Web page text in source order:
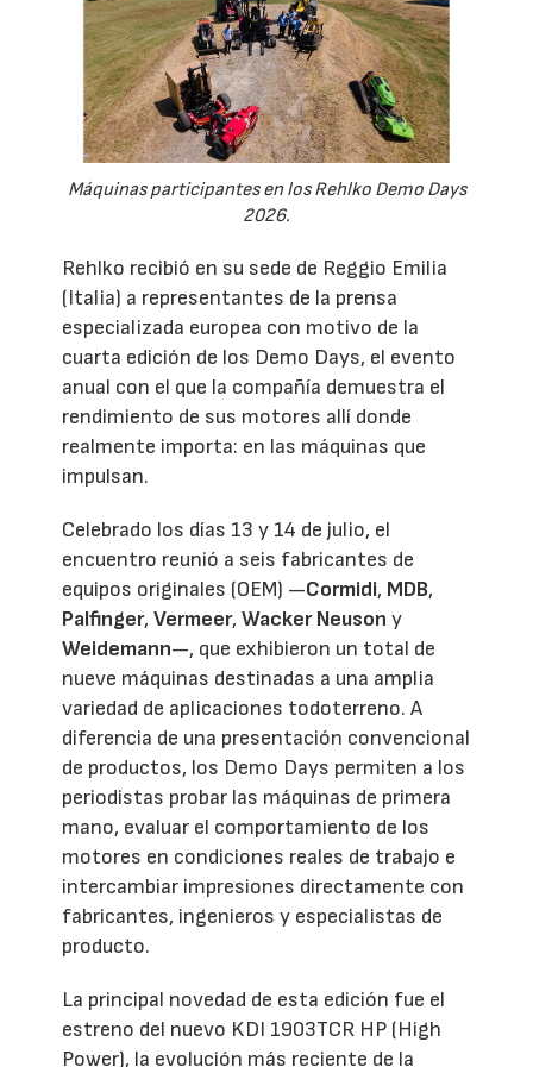
Máquinas participantes en los Rehlko Demo Days
2026.
Rehlko recibió en su sede de Reggio Emilia
(Italia) a representantes de la prensa
especializada europea con motivo de la
cuarta edición de los Demo Days, el evento
anual con el que la compañía demuestra el
rendimiento de sus motores allí donde
realmente importa: en las máquinas que
impulsan.
Celebrado los días 13 y 14 de julio, el
encuentro reunió a seis fabricantes de
equipos originales (OEM) —Cormidi, MDB,
Palfinger,Vermeer,Wacker Neuson y
Weidemann—, que exhibieron un total de
nueve máquinas destinadas a una amplia
variedad de aplicaciones todoterreno. A
diferencia de una presentación convencional
de productos, los Demo Days permiten a los
periodistas probar las máquinas de primera
mano, evaluar el comportamiento de los
motores en condiciones reales de trabajo e
intercambiar impresiones directamente con
fabricantes, ingenieros y especialistas de
producto.
La principal novedad de esta edición fue el
estreno del nuevo KDI 1903TCR HP (High
Power), la evolución más reciente de la